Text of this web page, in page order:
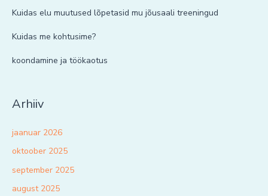
Kuidas elu muutused lõpetasid mu jõusaali treeningud
Kuidas me kohtusime?
koondamine ja töökaotus
Arhiiv
jaanuar 2026
oktoober 2025
september 2025
august 2025